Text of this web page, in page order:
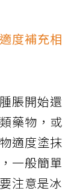
度補充相
脹開始還
藥物，或
適度塗抹
一般簡單
注意是冰